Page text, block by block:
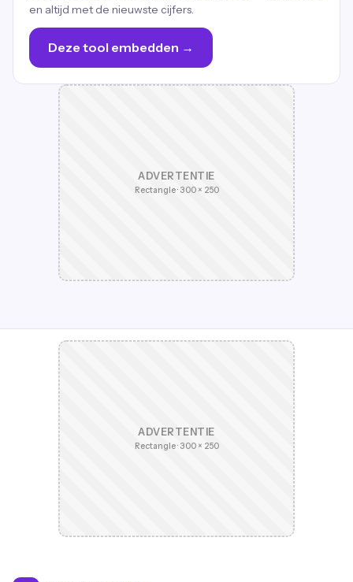
en altijd met de nieuwste cijfers.
Deze tool embedden →
ADVERTENTIE
Rectangle · 300 × 250
ADVERTENTIE
Rectangle · 300 × 250